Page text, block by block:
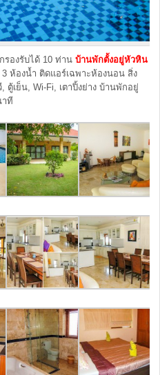
องรับได้ 10 ท่าน บ้านพักตั้งอยู่หัวหิน
ห้องน้ำ ติดแอร์เฉพาะห้องนอน สิ่ง
เย็น, Wi-Fi, เตาปิ้งย่าง บ้านพักอยู่
าที